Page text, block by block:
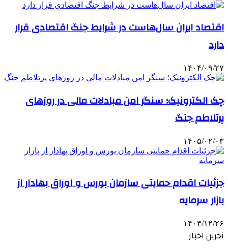
اقتصاد ایران سال‌هاست در شرایط جنگ اقتصادی قرار
دارد
۱۴۰۴/۰۹/۲۷
چک الکترونیک؛ سنگر امن مبادلات مالی در روزهای
پرتلاطم جنگ
۱۴۰۵/۰۲/۰۳
جزئیات اقدام حمایتی سازمان بورس و اوراق بهادار از
بازار سرمایه
۱۴۰۳/۱۲/۲۶
آخرین اخبار